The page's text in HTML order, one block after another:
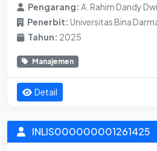
Pengarang: A. Rahim Dandy
Penerbit: Universitas Bina
Tahun: 2025
Manajemen
Detail
INLIS000000001261425